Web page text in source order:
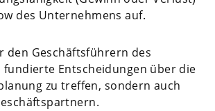
des Unternehmens auf.
den Geschäftsführern des
fundierte Entscheidungen über die
zu treffen, sondern auch